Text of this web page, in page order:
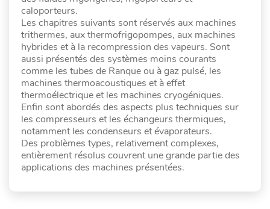
caloporteurs.
Les chapitres suivants sont réservés aux machines
trithermes, aux thermofrigopompes, aux machines
hybrides et à la recompression des vapeurs. Sont
aussi présentés des systèmes moins courants
comme les tubes de Ranque ou à gaz pulsé, les
machines thermoacoustiques et à effet
thermoélectrique et les machines cryogéniques.
Enfin sont abordés des aspects plus techniques sur
les compresseurs et les échangeurs thermiques,
notamment les condenseurs et évaporateurs.
Des problèmes types, relativement complexes,
entièrement résolus couvrent une grande partie des
applications des machines présentées.